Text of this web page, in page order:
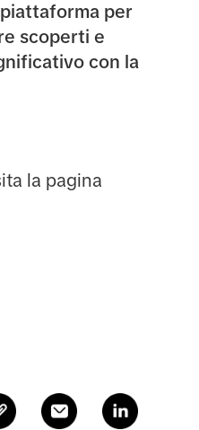
per
scoperti e
con la
la pagina